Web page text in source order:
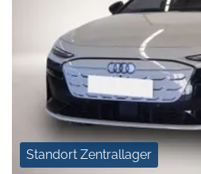
Standort Zentrallager